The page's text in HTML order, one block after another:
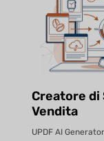
Creatore di
Vendita